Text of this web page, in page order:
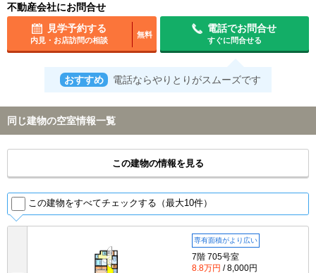
不動産会社にお問合せ
見学予約する
内見・お店訪問の相談
無料
電話でお問合せ
すぐに問合せる
おすすめ 電話ならやりとりがスムーズです
同じ建物の空室情報一覧
この建物の情報を見る
この建物をすべてチェックする（最大10件）
専有面積がより広い
7階 705号室
8.8万円 / 8,000円